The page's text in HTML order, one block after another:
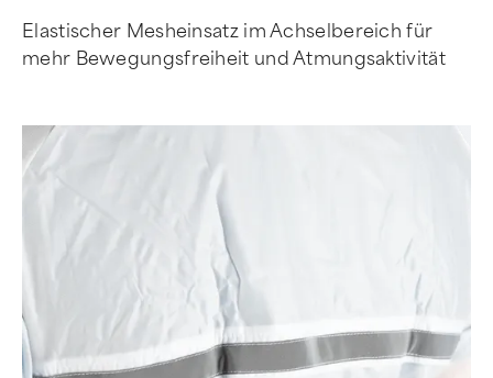
Elastischer Mesheinsatz im Achselbereich für
mehr Bewegungsfreiheit und Atmungsaktivität